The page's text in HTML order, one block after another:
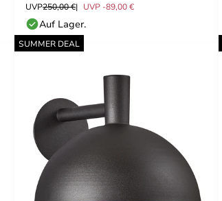
UVP250,00 € UVP -89,00 €
Auf Lager.
SUMMER DEAL